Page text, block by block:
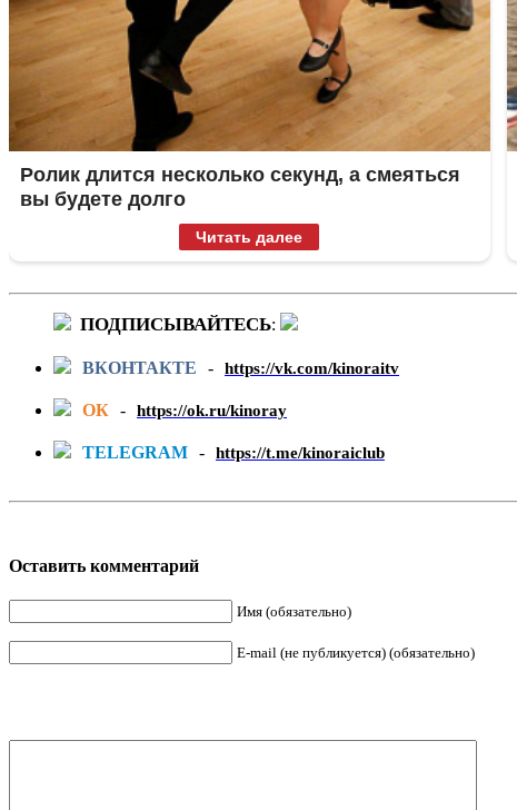
Ролик длится несколько секунд, а смеяться
вы будете долго
Читать далее
ПОДПИСЫВАЙТЕСЬ:
ВКОНТАКТЕ - https://vk.com/kinoraitv
ОК - https://ok.ru/kinoray
TELEGRAM - https://t.me/kinoraiclub
Оставить комментарий
Имя (обязательно)
E-mail (не публикуется) (обязательно)